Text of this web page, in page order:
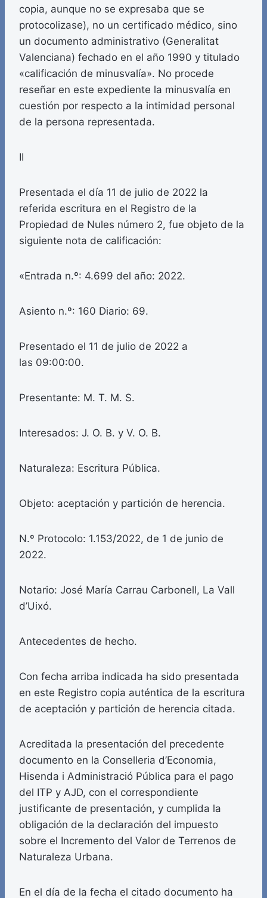
copia, aunque no se expresaba que se
protocolizase), no un certificado médico, sino
un documento administrativo (Generalitat
Valenciana) fechado en el año 1990 y titulado
«calificación de minusvalía». No procede
reseñar en este expediente la minusvalía en
cuestión por respecto a la intimidad personal
de la persona representada.
II
Presentada el día 11 de julio de 2022 la
referida escritura en el Registro de la
Propiedad de Nules número 2, fue objeto de la
siguiente nota de calificación:
«Entrada n.º: 4.699 del año: 2022.
Asiento n.º: 160 Diario: 69.
Presentado el 11 de julio de 2022 a
las 09:00:00.
Presentante: M. T. M. S.
Interesados: J. O. B. y V. O. B.
Naturaleza: Escritura Pública.
Objeto: aceptación y partición de herencia.
N.º Protocolo: 1.153/2022, de 1 de junio de
2022.
Notario: José María Carrau Carbonell, La Vall
d’Uixó.
Antecedentes de hecho.
Con fecha arriba indicada ha sido presentada
en este Registro copia auténtica de la escritura
de aceptación y partición de herencia citada.
Acreditada la presentación del precedente
documento en la Conselleria d’Economia,
Hisenda i Administració Pública para el pago
del ITP y AJD, con el correspondiente
justificante de presentación, y cumplida la
obligación de la declaración del impuesto
sobre el Incremento del Valor de Terrenos de
Naturaleza Urbana.
En el día de la fecha el citado documento ha